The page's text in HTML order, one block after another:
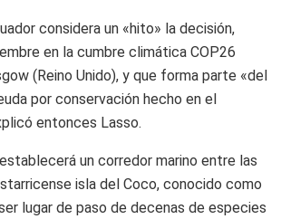
considera un «hito» la decisión,
en la cumbre climática COP26
(Reino Unido), y que forma parte «del
por conservación hecho en el
entonces Lasso.
un corredor marino entre las
isla del Coco, conocido como
lugar de paso de decenas de especies